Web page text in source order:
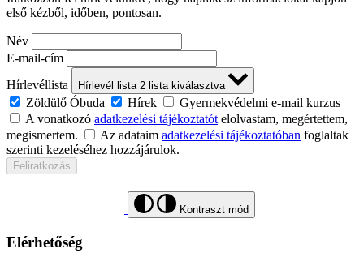
első kézből, időben, pontosan.
Név
E-mail-cím
Hírlevéllista
Hírlevél lista 2 lista kiválasztva
Zöldülő Óbuda Hírek
Gyermekvédelmi e-mail kurzus
A vonatkozó adatkezelési tájékoztatótelolvastam, megértettem,
megismertem.
Az adataim adatkezelési tájékoztatóban foglaltak
szerinti kezeléséhez hozzájárulok.
Feliratkozás
Kontraszt mód
Elérhetőség